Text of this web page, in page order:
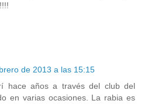
de 2013 a las 15:15
hace años a través del club del
en varias ocasiones. La rabia es